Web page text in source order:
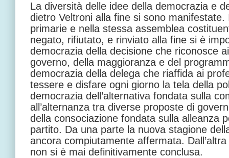
La diversità delle idee della democrazia e
dietro Veltroni alla fine si sono
primarie e nella stessa assemblea
negato, rifiutato, e rinviato alla fine si è
democrazia della decisione che riconosce
governo, della maggioranza e del
democrazia della delega che riaffida ai
tessere e disfare ogni giorno la tela della
democrazia dell’alternativa fondata sulla
all’alternanza tra diverse proposte di
della consociazione fondata sulla alleanza
partito. Da una parte la nuova stagione
ancora compiutamente affermata.
non si è mai definitivamente conclusa.